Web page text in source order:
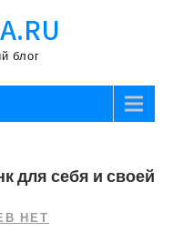
блог
для себя и своей
НЕТ